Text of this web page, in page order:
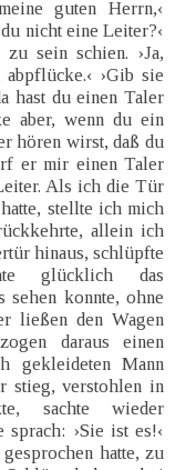
guten Herrn,‹
nicht eine Leiter?‹
sein schien. ›Ja,
›Gib sie
hast du einen Taler
aber, wenn du ein
hören wirst, daß du
er mir einen Taler
Als ich die Tür
stellte ich mich
allein ich
hinaus, schlüpfte
glücklich das
sehen konnte, ohne
ließen den Wagen
daraus einen
gekleideten Mann
stieg, verstohlen in
sachte wieder
›Sie ist es!‹
hatte, zu